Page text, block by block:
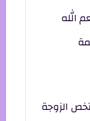
الله
الزوجة